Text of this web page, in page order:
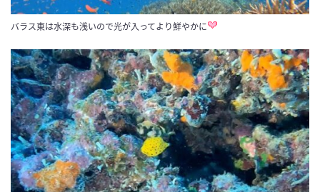
バラス東は水深も浅いので光が入ってより鮮やかに